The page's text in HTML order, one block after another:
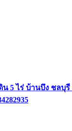
5 ไร่ บ้านบึง ชลบุรี